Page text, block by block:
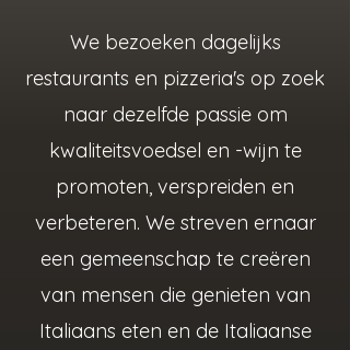
We bezoeken dagelijks
restaurants en pizzeria's op zoek
naar dezelfde passie om
kwaliteitsvoedsel en -wijn te
promoten, verspreiden en
verbeteren. We streven ernaar
een gemeenschap te creëren
van mensen die genieten van
Italiaans eten en de Italiaanse